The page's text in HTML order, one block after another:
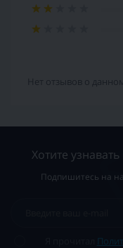
Нет отзывов о
Хотите
Подпишитесь на